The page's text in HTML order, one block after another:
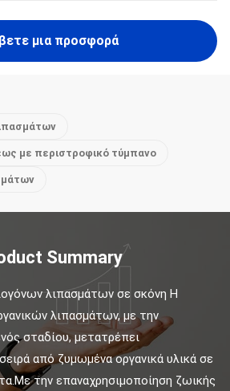
μια προσφορά
με περιστροφικό τύμπανο
Summary
λιπασμάτων σε σκόνη Η
λιπασμάτων, με την
σταδίου, μετατρέπει
από ζυμωμένα οργανικά υλικά σε
την επαναχρησιμοποίηση ζωικής